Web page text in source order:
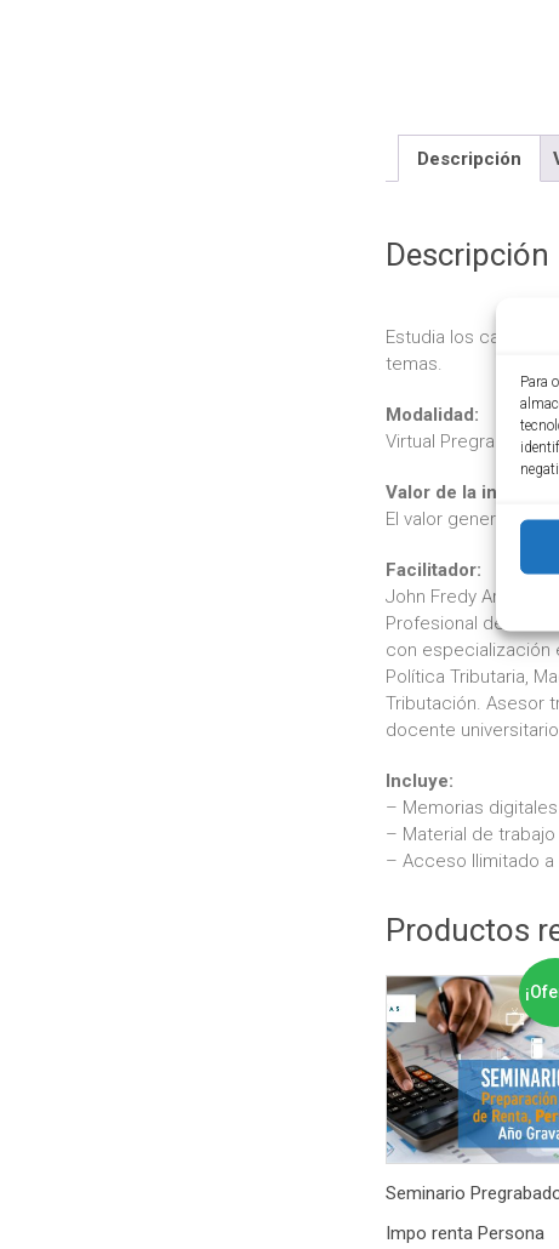
Para
Descripción
Descripción
Estudia los
temas.
Modalidad:
Virtual Pregrabado
Valor de la inversión:
El valor general del
Facilitador:
John Fredy Arango
Profesional de la
con especialización
Política Tributaria,
Tributación. Asesor
docente universitario
Incluye:
– Memorias
– Material de trabajo
– Acceso Ilimitado
Productos
Seminario
Impo renta Persona